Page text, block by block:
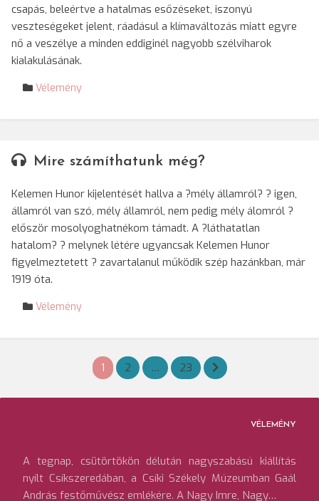
csapás, beleértve a hatalmas esőzéseket, iszonyú
veszteségeket jelent, ráadásul a klímaváltozás miatt egyre
nő a veszélye a minden eddiginél nagyobb szélviharok
kialakulásának.
Vélemény
Mire számíthatunk még?
Kelemen Hunor kijelentését hallva a ?mély államról? ? igen,
államról van szó, mély államról, nem pedig mély álomról ?
először mosolyoghatnékom támadt. A ?láthatatlan
hatalom? ? melynek létére ugyancsak Kelemen Hunor
figyelmeztetett ? zavartalanul működik szép hazánkban, már
1919 óta.
Vélemény
Bejegyzések
lapozása
1 2 … 23
VÉLEMÉNY
A tegnap, csütörtökön délután nagyszabású kiállítás
nyílt Csíkszeredában, a Csíki Székely Múzeumban Gaál
András festőművész emlékére. A Nagy Imre, Nagy…